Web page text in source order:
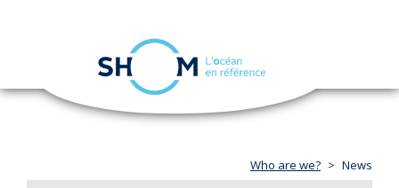
Skip
navigation
Who are we? News